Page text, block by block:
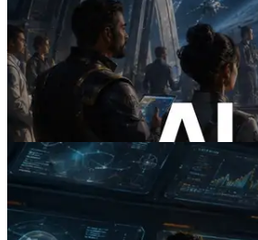
ERPC เปิดตัว Solana RPC
— ยุคที่ AI Agent จ่ายเงินใ
แบบ On Demand
อ่านบทความนี้